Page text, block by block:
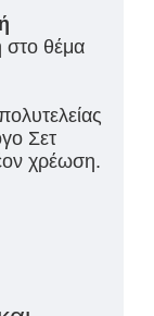
στο θέμα
Σετ
χρέωση.